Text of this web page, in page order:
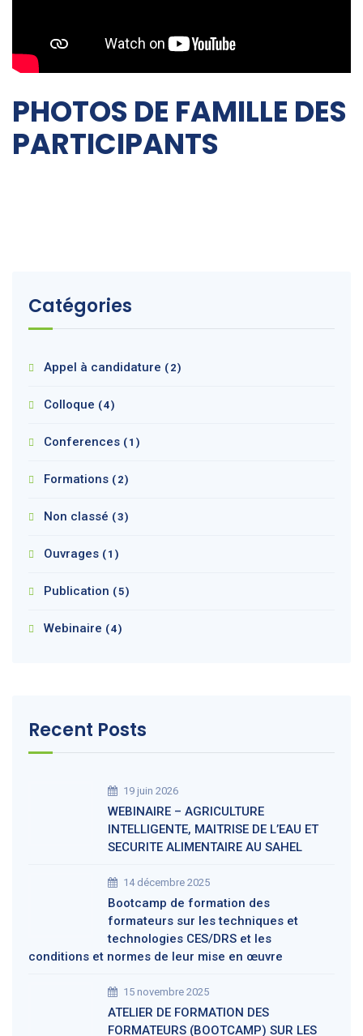
PHOTOS DE FAMILLE DES
PARTICIPANTS
Catégories
Appel à candidature (2)
Colloque (4)
Conferences (1)
Formations (2)
Non classé (3)
Ouvrages (1)
Publication (5)
Webinaire (4)
Recent Posts
19 juin 2026
WEBINAIRE – AGRICULTURE
INTELLIGENTE, MAITRISE DE L’EAU ET
SECURITE ALIMENTAIRE AU SAHEL
14 décembre 2025
Bootcamp de formation des
formateurs sur les techniques et
technologies CES/DRS et les
conditions et normes de leur mise en œuvre
15 novembre 2025
ATELIER DE FORMATION DES
FORMATEURS (BOOTCAMP) SUR LES